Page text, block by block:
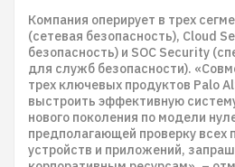
Компания оперирует в трех
(сетевая безопасность), Cloud
безопасность) и SOC Security
для служб безопасности).
трех ключевых продуктов Palo
выстроить эффективную
нового поколения по модели
предполагающей проверку всех
устройств и приложений,